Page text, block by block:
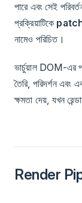
পারে এবং সেই
প্রক্রিয়াটিকে
নামেও পরিচিত।
ভার্চুয়াল DOM-এর
তৈরি, পরিদর্শন এবং
ক্ষমতা দেয়, যখন
Render